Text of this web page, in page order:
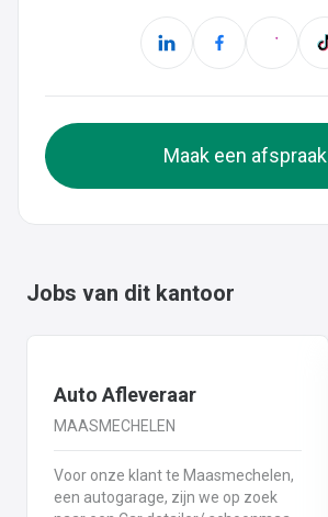
Maak een afspraak
Jobs van dit kantoor
Auto Afleveraar
MAASMECHELEN
Voor onze klant te Maasmechelen,
een autogarage, zijn we op zoek